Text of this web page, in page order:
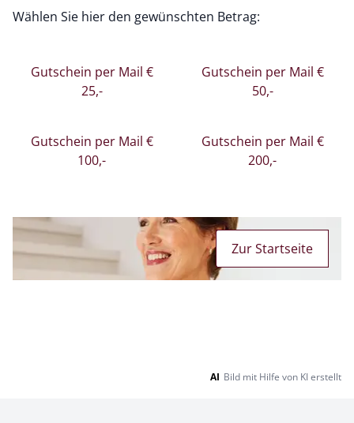
Wählen Sie hier den gewünschten Betrag:
Gutschein per Mail €
25,-
Gutschein per Mail €
50,-
Gutschein per Mail €
100,-
Gutschein per Mail €
200,-
Zur Startseite
AI Bild mit Hilfe von KI erstellt